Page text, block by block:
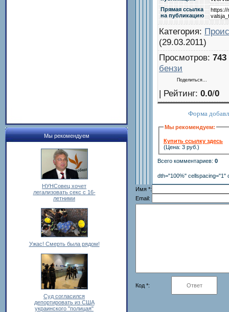
Мы рекомендуем
НУНСовец хочет
легализовать секс с 16-
летними
Ужас! Смерть была рядом!
Суд согласился
депортировать из США
украинского "полицая"
Прямая ссылка
на публикацию
Категория:
(29.03.2011)
Просмотров: 743
бензи
Поделиться…
| Рейтинг: 0.0/0
Форма
Мы рекомендуем:
Купить ссылку здесь
(Цена: 3 руб.)
Всего комментариев: 0
dth="100%" cellspacing="1"
Имя *:
Email:
Код *: